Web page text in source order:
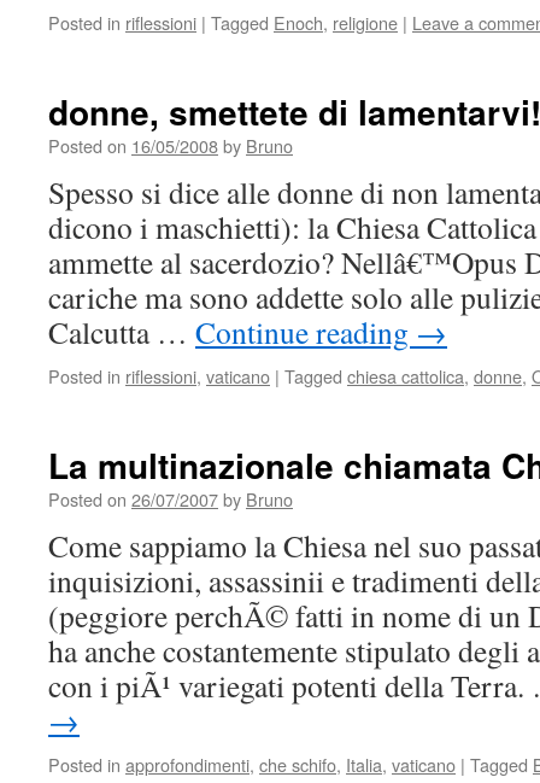
Posted in riflessioni | Tagged Enoch, religione | Leave a
donne, smettete di lamentarvi!
Posted on 16/05/2008by Bruno
Spesso si dice alle donne di non
dicono i maschietti): la Chiesa
ammette al sacerdozio? Nellâ€™Opus
cariche ma sono addette solo alle
Calcutta … Continue reading →
Posted in riflessioni, vaticano | Tagged chiesa cattolica, donne,
La multinazionale chiamata
Posted on 26/07/2007by Bruno
Come sappiamo la Chiesa nel suo
inquisizioni, assassinii e tradimenti
(peggiore perchÃ© fatti in nome di un
ha anche costantemente stipulato degli
con i piÃ¹ variegati potenti della
→
Posted in approfondimenti, che schifo, Italia, vaticano | Tagged